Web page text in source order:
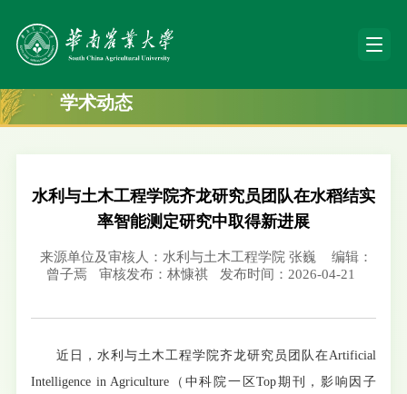
学术动态
水利与土木工程学院齐龙研究员团队在水稻结实
率智能测定研究中取得新进展
来源单位及审核人：水利与土木工程学院 张巍
编辑：
曾子焉
审核发布：林慷祺 发布时间：2026-04-21
近日，水利与土木工程学院齐龙研究员团队在Artificial
Intelligence in Agriculture（中科院一区Top期刊，影响因子